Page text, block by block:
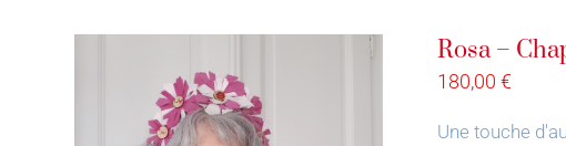
Rosa –
180,00 €
Une touche